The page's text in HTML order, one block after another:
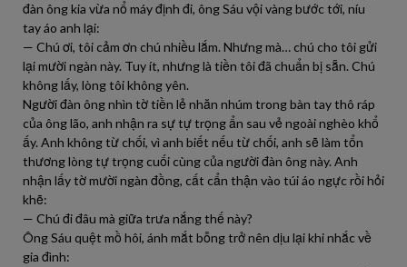
đàn ông kia vừa nổ máy định đi, ông Sáu vội vàng bước tới, níu
tay áo anh lại:
— Chú ơi, tôi cảm ơn chú nhiều lắm. Nhưng mà… chú cho tôi gửi
lại mười ngàn này. Tuy ít, nhưng là tiền tôi đã chuẩn bị sẵn. Chú
không lấy, lòng tôi không yên.
Người đàn ông nhìn tờ tiền lẻ nhăn nhúm trong bàn tay thô ráp
của ông lão, anh nhận ra sự tự trọng ẩn sau vẻ ngoài nghèo khổ
ấy. Anh không từ chối, vì anh biết nếu từ chối, anh sẽ làm tổn
thương lòng tự trọng cuối cùng của người đàn ông này. Anh
nhận lấy tờ mười ngàn đồng, cất cẩn thận vào túi áo ngực rồi hỏi
khẽ:
— Chú đi đâu mà giữa trưa nắng thế này?
Ông Sáu quệt mồ hôi, ánh mắt bỗng trở nên dịu lại khi nhắc về
gia đình: